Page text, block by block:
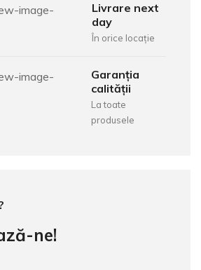
Livrare next
day
În orice locație
Garanția
calității
La toate
produsele
ne!